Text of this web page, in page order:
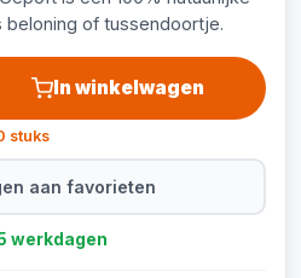
of tussendoortje.
In winkelwagen
stuks
aan favorieten
werkdagen